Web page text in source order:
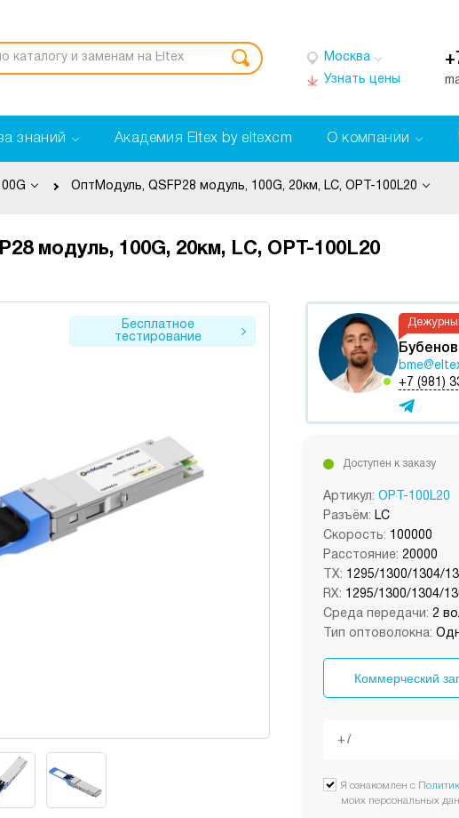
Москва
Узнать цены
знаний Академия Eltex by eltexcm О компании
ОптМодуль, QSFP28 модуль, 100G, 20км, LC, OPT-100L20
модуль, 100G, 20км, LC, OPT-100L20
Бесплатное
тестирование
+7 (981)
Доступен к заказу
Артикул: OPT-100L20
Разъём: LC
Скорость: 100000
Расстояние: 20000
TX: 1295/1300/1304/
RX: 1295/1300/1304/
Среда передачи: 2
Тип оптоволокна:
Коммерческий
Я ознакомлен с
моих персональных